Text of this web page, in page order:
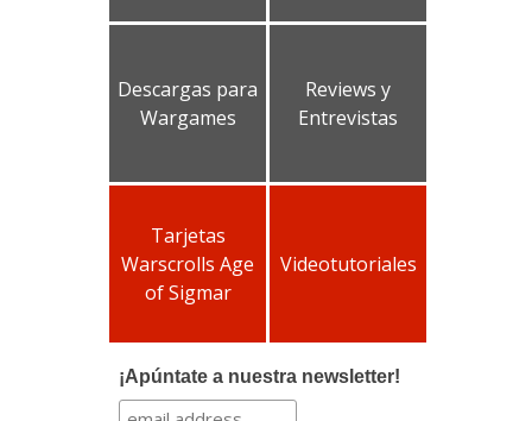
Descargas para
Wargames
Reviews y
Entrevistas
Tarjetas
Warscrolls Age
of Sigmar
Videotutoriales
¡Apúntate a nuestra newsletter!